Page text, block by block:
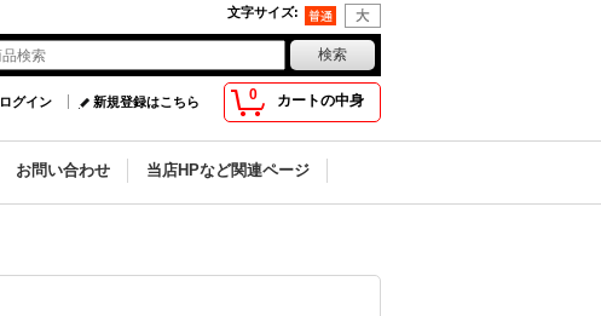
文字サイズ:
0 カートの中身
ログイン 新規登録はこちら
お問い合わせ 当店HPなど関連ページ